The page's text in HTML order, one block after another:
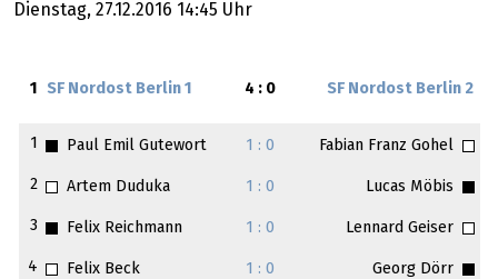
Dienstag, 27.12.2016 14:45 Uhr
1 SF Nordost Berlin 1 4 : 0 SF Nordost Berlin 2
1 Paul Emil Gutewort 1 : 0 Fabian Franz Gohel
2 Artem Duduka 1 : 0 Lucas Möbis
3 Felix Reichmann 1 : 0 Lennard Geiser
4 Felix Beck 1 : 0 Georg Dörr